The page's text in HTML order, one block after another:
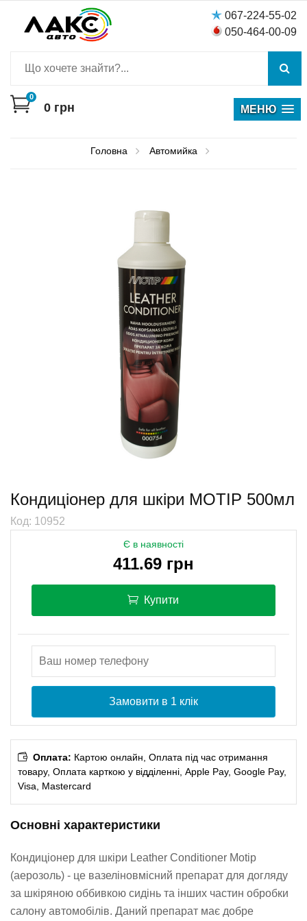
067-224-55-02
050-464-00-09
0
0 грн МЕНЮ
Головна Автомийка
Кондиціонер для шкіри MOTIP 500мл
Код: 10952
Є в наявності
411.69 грн
Купити
Замовити в 1 клік
Оплата: Картою онлайн, Оплата під час отримання
товару, Оплата карткою у відділенні, Apple Pay, Google Pay,
Visa, Mastercard
Основні характеристики
Кондиціонер для шкіри Leather Conditioner Motip
(аерозоль) - це вазеліновмісний препарат для догляду
за шкіряною оббивкою сидінь та інших частин обробки
салону автомобілів. Даний препарат має добре